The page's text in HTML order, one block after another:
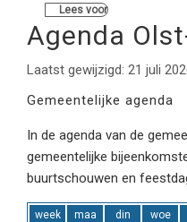
Lees voor
Agenda
Laatst gewijzigd: 21 juli
Gemeentelijke agenda
In de agenda van de
gemeentelijke
buurtschouwen en
week maa din woe